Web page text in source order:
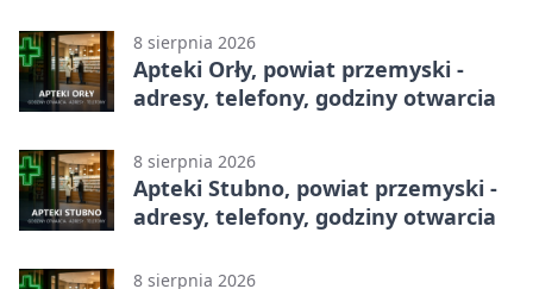
8 sierpnia 2026
Apteki Orły, powiat przemyski -
adresy, telefony, godziny otwarcia
8 sierpnia 2026
Apteki Stubno, powiat przemyski -
adresy, telefony, godziny otwarcia
8 sierpnia 2026